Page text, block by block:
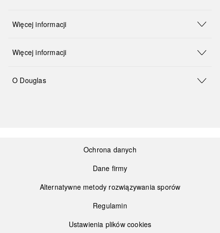
Więcej informacji
Więcej informacji
O Douglas
Ochrona danych
Dane firmy
Alternatywne metody rozwiązywania sporów
Regulamin
Ustawienia plików cookies